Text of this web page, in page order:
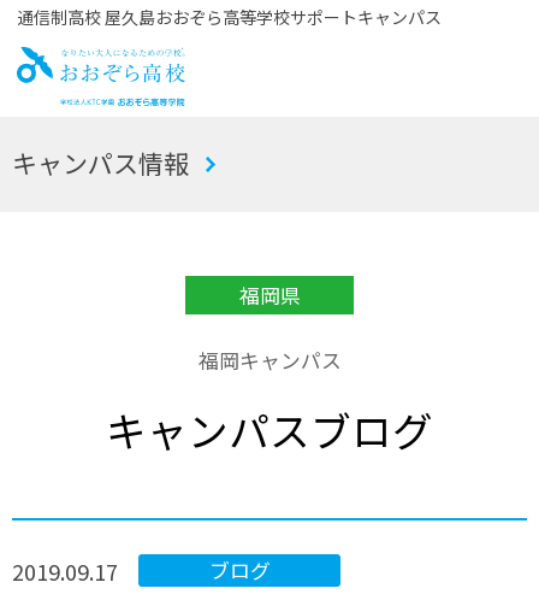
通信制高校 屋久島おおぞら高等学校サポートキャンパス
お
キャンパス情報
福岡県
福岡キャンパス
キャンパスブログ
ブログ
2019.09.17